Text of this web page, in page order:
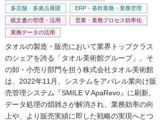
多店舗・多拠点展開
ERP・基幹業務・業務管理
紙文書の管理・活用
営業・業務プロセス効率化
業務データの活用
タオルの製造・販売において業界トップクラス
のシェアを誇る「タオル美術館グループ」。そ
の卸・小売り部門を担う株式会社タオル美術館
は、2022年11月、システムをアパレル業向け販
売管理システム『SMILE V ApaRevo』に刷新。
データ処理の煩雑さが解消され、業務効率の向
上や、より販売実績に即した戦略の実現へとつ